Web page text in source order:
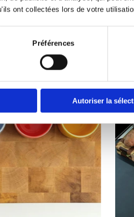
ont collectées lors de votre
Préférences
Autoriser la
source d’inspiration idéale pour
Billots dessertes